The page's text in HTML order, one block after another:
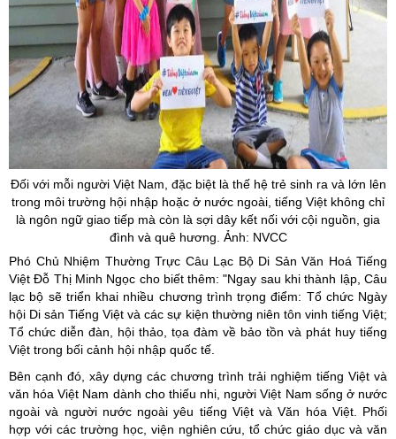
Đối với mỗi người Việt Nam, đặc biệt là thế hệ trẻ sinh ra và lớn lên
trong môi trường hội nhập hoặc ở nước ngoài, tiếng Việt không chỉ
là ngôn ngữ giao tiếp mà còn là sợi dây kết nối với cội nguồn, gia
đình và quê hương. Ảnh: NVCC
Phó Chủ Nhiệm Thường Trực Câu Lạc Bộ Di Sản Văn Hoá Tiếng
Việt Đỗ Thị Minh Ngọc cho biết thêm: "Ngay sau khi thành lập, Câu
lạc bộ sẽ triển khai nhiều chương trình trọng điểm: Tổ chức Ngày
hội Di sản Tiếng Việt và các sự kiện thường niên tôn vinh tiếng Việt;
Tổ chức diễn đàn, hội thảo, tọa đàm về bảo tồn và phát huy tiếng
Việt trong bối cảnh hội nhập quốc tế.
Bên cạnh đó, xây dựng các chương trình trải nghiệm tiếng Việt và
văn hóa Việt Nam dành cho thiếu nhi, người Việt Nam sống ở nước
ngoài và người nước ngoài yêu tiếng Việt và Văn hóa Việt. Phối
hợp với các trường học, viện nghiên cứu, tổ chức giáo dục và văn